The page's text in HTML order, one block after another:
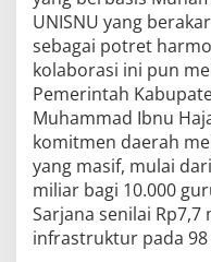
UNISNU yang
sebagai potret
kolaborasi ini pun
Pemerintah
Muhammad Ibnu
komitmen daerah
yang masif, mulai
miliar bagi 10.000
Sarjana senilai
infrastruktur pada 98